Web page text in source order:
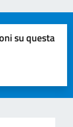
su questa